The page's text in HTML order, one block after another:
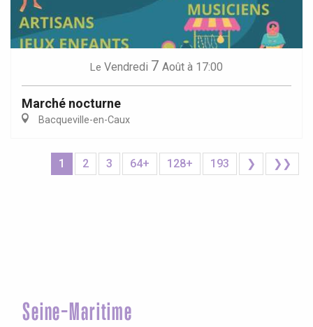
Le Vendredi 7 Août à 17:00
Marché nocturne
Bacqueville-en-Caux
1 2 3 64+ 128+ 193 ❯ ❯❯
Seine-Maritime